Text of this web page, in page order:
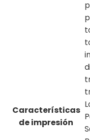
Características
de impresión